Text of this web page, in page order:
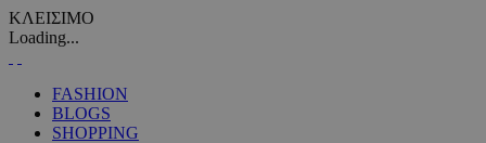
ΚΛΕΙΣΙΜΟ
Loading...
FASHION
BLOGS
SHOPPING